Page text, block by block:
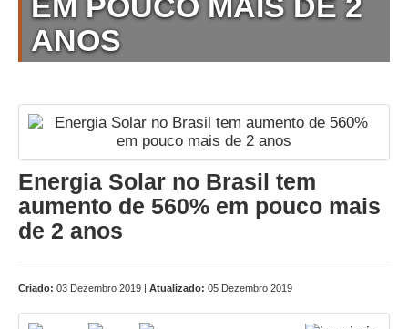
ANOS
Energia Solar no Brasil tem
aumento de 560% em pouco mais
de 2 anos
Criado: 03 Dezembro 2019 | Atualizado: 05 Dezembro 2019